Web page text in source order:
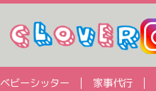
ベビーシッター 家事代行